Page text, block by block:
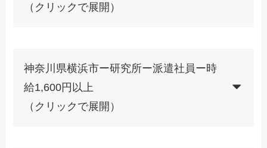
（クリックで展開）
神奈川県横浜市ー研究所ー派遣社員ー時
給1,600円以上
（クリックで展開）